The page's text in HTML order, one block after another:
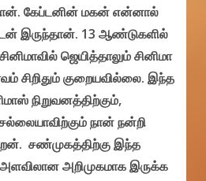
கேப்டனின் மகன் என்னால்
இருந்தான். 13 ஆண்டுகளில்
ஜெயித்தாலும் சினிமா
சிறிதும் குறையவில்லை. இந்த
நிறுவனத்திற்கும்,
நான் நன்றி
சண்முகத்திற்கு இந்த
அளவிலான அறிமுகமாக இருக்க